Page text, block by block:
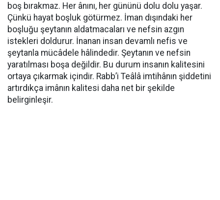
boş bırakmaz. Her ânını, her gününü dolu dolu yaşar.
Çünkü hayat boşluk götürmez. İman dışındaki her
boşluğu şeytanın aldatmacaları ve nefsin azgın
istekleri doldurur. İnanan insan devamlı nefis ve
şeytanla mücâdele hâlindedir. Şeytanın ve nefsin
yaratılması boşa değildir. Bu durum insanın kalitesini
ortaya çıkarmak içindir. Rabb’i Teâlâ imtihânın şiddetini
artırdıkça imânın kalitesi daha net bir şekilde
belirginleşir.